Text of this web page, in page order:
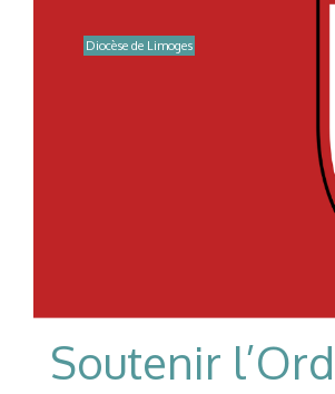
Diocèse de Limoges
Soutenir